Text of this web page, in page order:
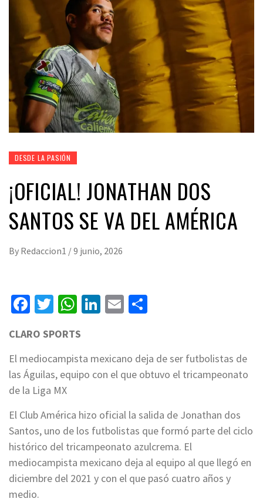
DESDE LA PASIÓN
¡OFICIAL! JONATHAN DOS
SANTOS SE VA DEL AMÉRICA
By Redaccion1 /9 junio, 2026
Facebook
Twitter
WhatsApp
LinkedIn
Email
CLARO SPORTS
El mediocampista mexicano deja de ser futbolistas de
las Águilas, equipo con el que obtuvo el tricampeonato
de la Liga MX
El Club América hizo oficial la salida de Jonathan dos
Santos, uno de los futbolistas que formó parte del ciclo
histórico del tricampeonato azulcrema. El
mediocampista mexicano deja al equipo al que llegó en
diciembre del 2021 y con el que pasó cuatro años y
medio.